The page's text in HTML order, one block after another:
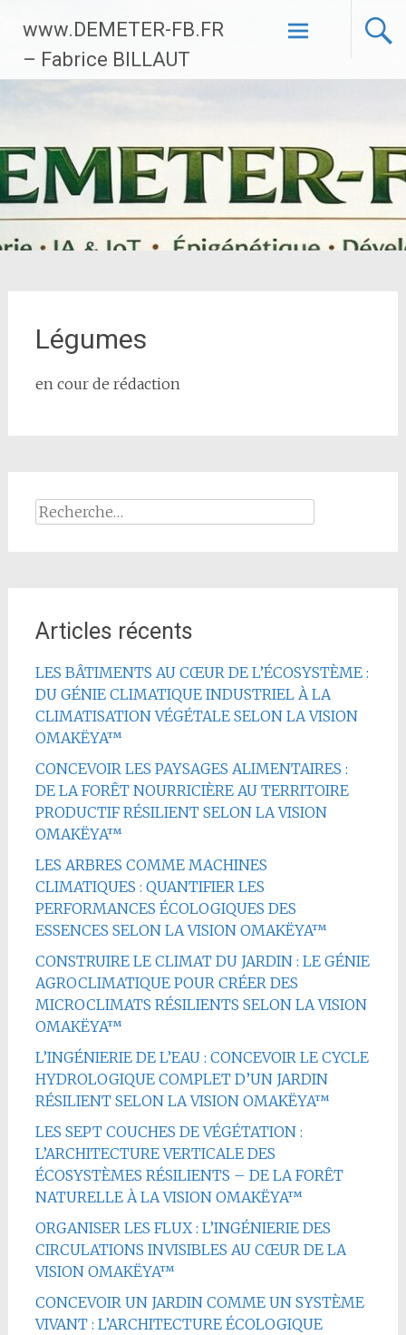
contenu
principal
www.DEMETER-FB.FR
– Fabrice BILLAUT
Légumes
en cour de rédaction
Rechercher :
Articles récents
LES BÂTIMENTS AU CŒUR DE L’ÉCOSYSTÈME :
DU GÉNIE CLIMATIQUE INDUSTRIEL À LA
CLIMATISATION VÉGÉTALE SELON LA VISION
OMAKËYA™
CONCEVOIR LES PAYSAGES ALIMENTAIRES :
DE LA FORÊT NOURRICIÈRE AU TERRITOIRE
PRODUCTIF RÉSILIENT SELON LA VISION
OMAKËYA™
LES ARBRES COMME MACHINES
CLIMATIQUES : QUANTIFIER LES
PERFORMANCES ÉCOLOGIQUES DES
ESSENCES SELON LA VISION OMAKËYA™
CONSTRUIRE LE CLIMAT DU JARDIN : LE GÉNIE
AGROCLIMATIQUE POUR CRÉER DES
MICROCLIMATS RÉSILIENTS SELON LA VISION
OMAKËYA™
L’INGÉNIERIE DE L’EAU : CONCEVOIR LE CYCLE
HYDROLOGIQUE COMPLET D’UN JARDIN
RÉSILIENT SELON LA VISION OMAKËYA™
LES SEPT COUCHES DE VÉGÉTATION :
L’ARCHITECTURE VERTICALE DES
ÉCOSYSTÈMES RÉSILIENTS – DE LA FORÊT
NATURELLE À LA VISION OMAKËYA™
ORGANISER LES FLUX : L’INGÉNIERIE DES
CIRCULATIONS INVISIBLES AU CŒUR DE LA
VISION OMAKËYA™
CONCEVOIR UN JARDIN COMME UN SYSTÈME
VIVANT : L’ARCHITECTURE ÉCOLOGIQUE